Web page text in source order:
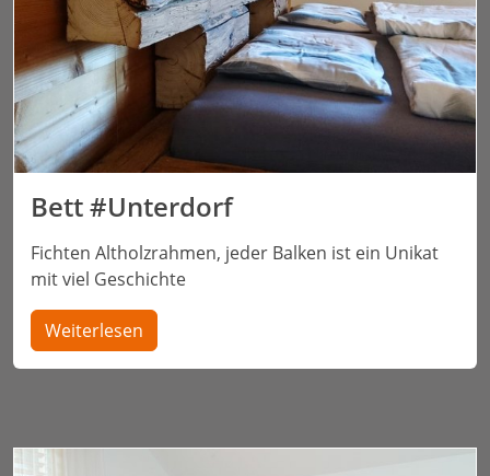
Bett #Unterdorf
Fichten Altholzrahmen, jeder Balken ist ein Unikat
mit viel Geschichte
Weiterlesen